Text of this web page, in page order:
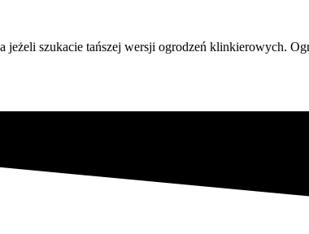
szukacie tańszej wersji ogrodzeń klinkierowych.